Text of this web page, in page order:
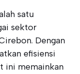
satu
sektor
Dengan
efisiensi
ini memainkan